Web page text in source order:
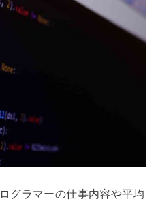
グラマーの仕事内容や平均